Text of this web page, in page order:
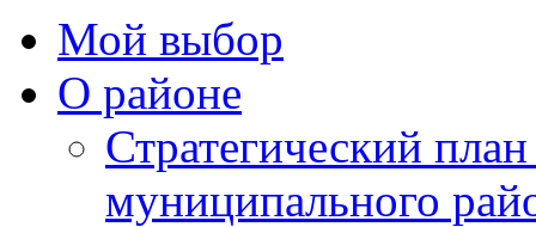
Мой выбор
О районе
Стратегический
муниципального